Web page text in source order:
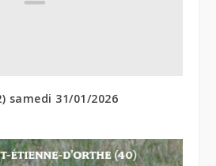
samedi 31/01/2026